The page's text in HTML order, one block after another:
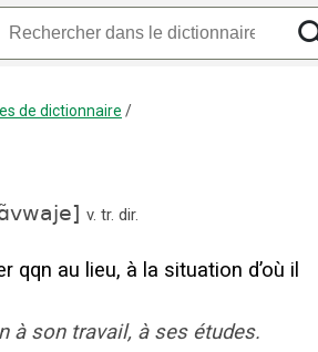
de dictionnaire /
] v. tr. dir.
qqn au lieu, à la situation d’où il
à son travail, à ses études.